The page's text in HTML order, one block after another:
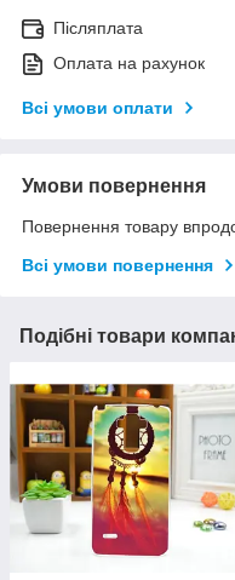
Післяплата
Оплата на рахунок
Всі умови оплати
Умови повернення
Повернення товару
Всі умови повернення
Подібні товари